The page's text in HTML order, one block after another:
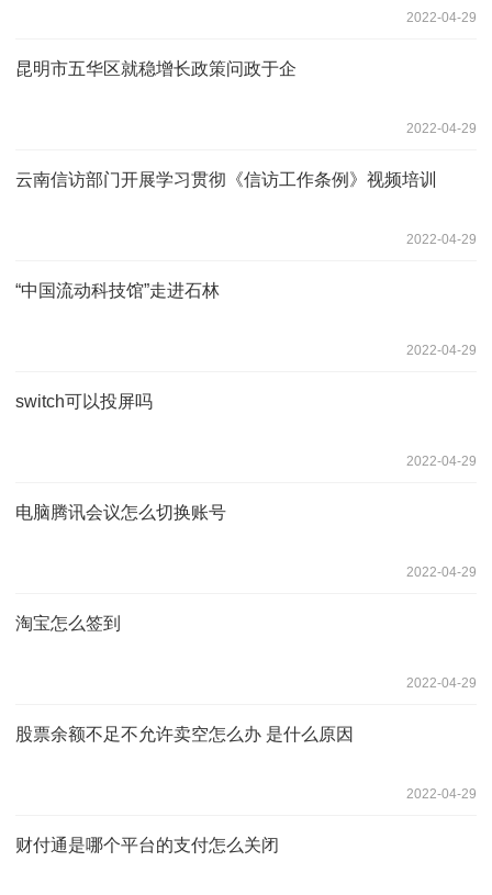
2022-04-29
昆明市五华区就稳增长政策问政于企
2022-04-29
云南信访部门开展学习贯彻《信访工作条例》视频培训
2022-04-29
“中国流动科技馆”走进石林
2022-04-29
switch可以投屏吗
2022-04-29
电脑腾讯会议怎么切换账号
2022-04-29
淘宝怎么签到
2022-04-29
股票余额不足不允许卖空怎么办 是什么原因
2022-04-29
财付通是哪个平台的支付怎么关闭